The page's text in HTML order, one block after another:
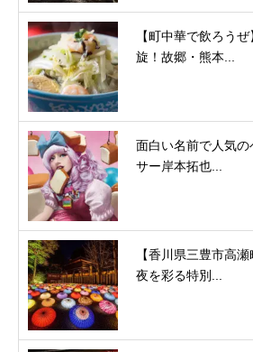
【町中華で飲ろう
旋！故郷・熊本...
面白い名前で人気
サー岸本拓也...
【香川県三豊市高
夜を彩る特別...